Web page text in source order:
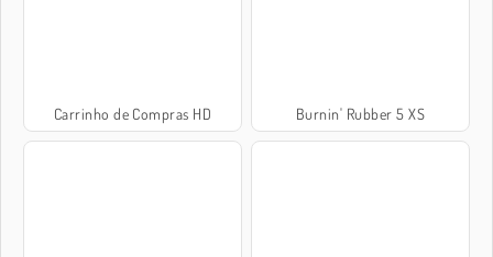
Carrinho de Compras HD Burnin' Rubber 5 XS